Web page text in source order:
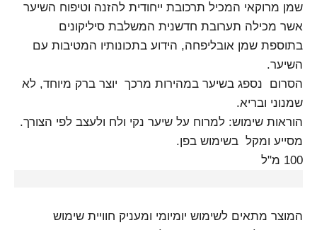
שמן מרוקאי המכיל תרכובת ייחודית להזנה וטיפוח השיער
אשר מכילה תערובת חדשנית המשלבת סיליקונים
בתוספת שמן אובליפחה, הידוע בתכונותיו המטיבות עם
השיער.
הסרום נספג בשיער במהירות מרכך יוצר ברק מיוחד, לא
שמנוני ובריא.
הוראות שימוש: למרוח על שיער נקי ולח ולעצב לפי הצורך.
מסייע ומקל בשימוש בפן.
100 מ"ל
המוצר מתאים לשימוש יומיומי ומעניק חוויית שימוש